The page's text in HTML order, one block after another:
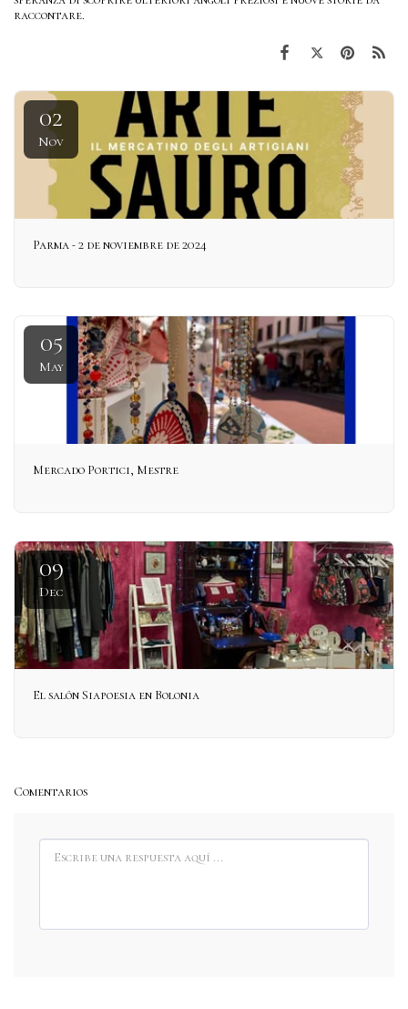
raccontare.
02
Nov
Parma - 2 de noviembre de 2024
05
May
Mercado Portici, Mestre
09
Dec
El salón Siapoesia en Bolonia
Comentarios